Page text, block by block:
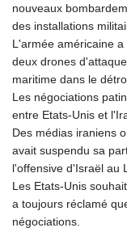
nouveaux
des installations
L'armée américaine
deux drones
maritime dans le
Les négociations
entre Etats-Unis et
Des médias iraniens
avait suspendu sa
l'offensive d'Israël au
Les Etats-Unis
a toujours réclamé
négociations.